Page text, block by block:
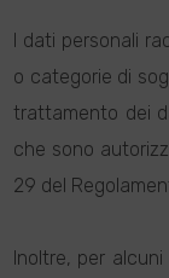
I dati personali
o categorie di
trattamento dei
che sono
29 del
Inoltre, per